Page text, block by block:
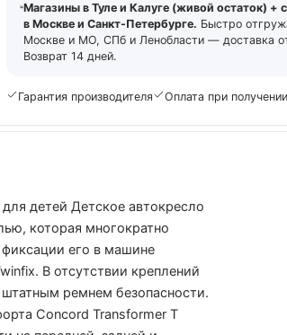
Магазины в Туле и Калуге (живой остаток) +
в Москве и Санкт-Петербурге. Быстро
Москве и МО, СПб и Ленобласти — доставка
Возврат 14 дней.
Гарантия производителя Оплата при получении
детей Детское автокресло
которая многократно
фиксации его в машине
В отсутствии креплений
ремнем безопасности.
Concord Transformer T